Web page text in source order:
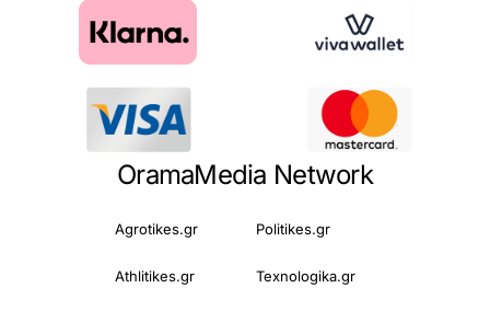
OramaMedia Network
Agrotikes.gr Politikes.gr
Athlitikes.gr Texnologika.gr